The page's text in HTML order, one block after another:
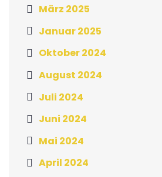
März 2025
Januar 2025
Oktober 2024
August 2024
Juli 2024
Juni 2024
Mai 2024
April 2024